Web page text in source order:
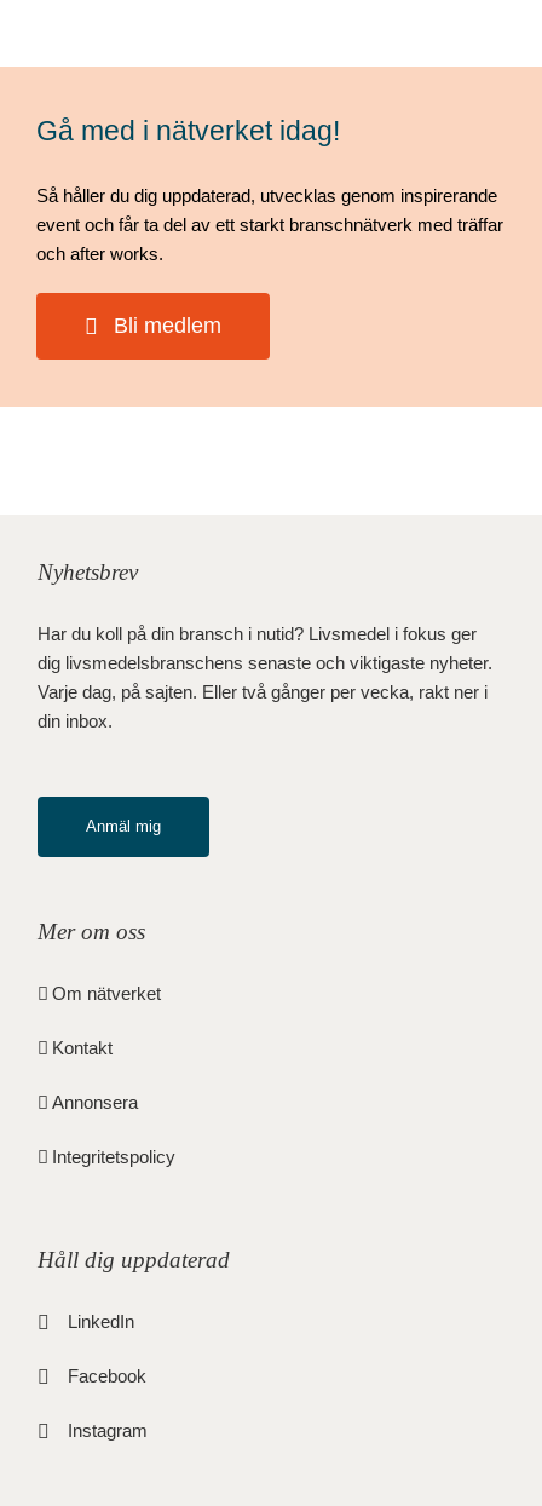
Gå med i nätverket idag!
Så håller du dig uppdaterad, utvecklas genom inspirerande
event och får ta del av ett starkt branschnätverk med träffar
och after works.
Bli medlem
Nyhetsbrev
Har du koll på din bransch i nutid? Livsmedel i fokus ger
dig livsmedelsbranschens senaste och viktigaste nyheter.
Varje dag, på sajten. Eller två gånger per vecka, rakt ner i
din inbox.
Anmäl mig
Mer om oss
Om nätverket
Kontakt
Annonsera
Integritetspolicy
Håll dig uppdaterad
LinkedIn
Facebook
Instagram